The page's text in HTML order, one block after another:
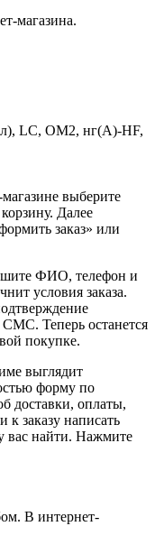
магазина.
LC, OM2, нг(А)-HF,
выберите
Далее
заказ» или
ФИО, телефон и
условия заказа.
СМС. Теперь останется
покупке.
выглядит
форму по
доставки, оплаты,
к заказу написать
вас найти. Нажмите
В интернет-